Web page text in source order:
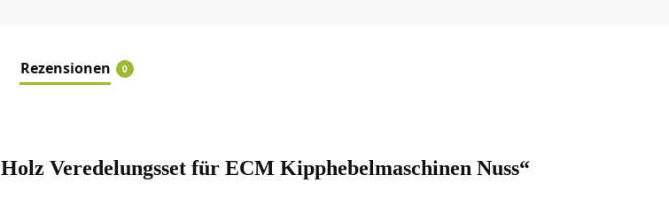
Rezensionen 0
Veredelungsset für ECM Kipphebelmaschinen Nuss“